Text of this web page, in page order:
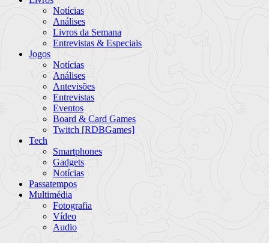
Notícias
Análises
Livros da Semana
Entrevistas & Especiais
Jogos
Notícias
Análises
Antevisões
Entrevistas
Eventos
Board & Card Games
Twitch [RDBGames]
Tech
Smartphones
Gadgets
Notícias
Passatempos
Multimédia
Fotografia
Vídeo
Audio